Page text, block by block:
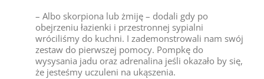
– Albo skorpiona lub żmiję – dodali gdy po
obejrzeniu łazienki i przestronnej sypialni
wróciliśmy do kuchni. I zademonstrowali nam swój
zestaw do pierwszej pomocy. Pompkę do
wysysania jadu oraz adrenalina jeśli okazało by się,
że jesteśmy uczuleni na ukąszenia.